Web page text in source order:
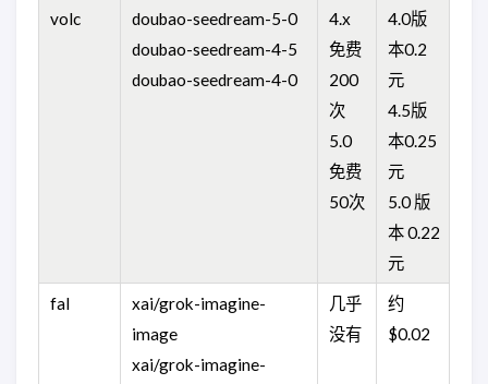
volc
doubao-seedream-5-0
doubao-seedream-4-5
doubao-seedream-4-0
4.x
免费
200
次
5.0
免费
50次
4.0版
本0.2
元
4.5版
本0.25
元
5.0 版
本 0.22
元
fal
xai/grok-imagine-
image
xai/grok-imagine-
几乎
没有
约
$0.02